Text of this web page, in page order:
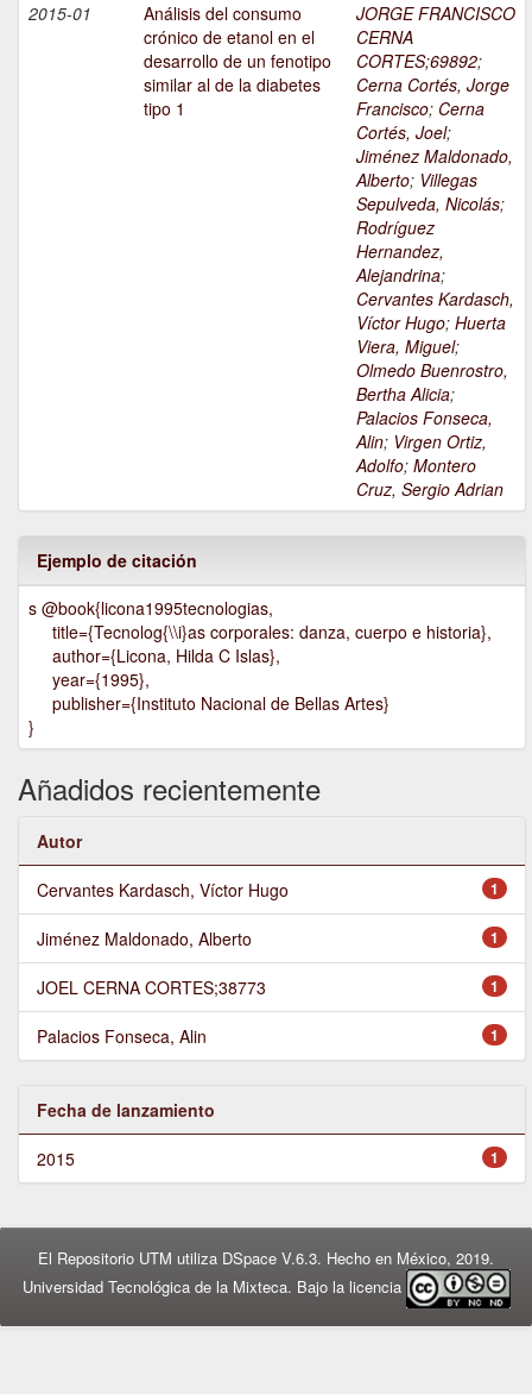
2015-01
Análisis del consumo
crónico de etanol en el
desarrollo de un fenotipo
similar al de la diabetes
tipo 1
JORGE FRANCISCO
CERNA
CORTES;69892;
Cerna Cortés, Jorge
Francisco; Cerna
Cortés, Joel;
Jiménez Maldonado,
Alberto; Villegas
Sepulveda, Nicolás;
Rodríguez
Hernandez,
Alejandrina;
Cervantes Kardasch,
Víctor Hugo; Huerta
Viera, Miguel;
Olmedo Buenrostro,
Bertha Alicia;
Palacios Fonseca,
Alin; Virgen Ortiz,
Adolfo; Montero
Cruz, Sergio Adrian
Ejemplo de citación
s @book{licona1995tecnologias,
title={Tecnolog{\\i}as corporales: danza, cuerpo e historia},
author={Licona, Hilda C Islas},
year={1995},
publisher={Instituto Nacional de Bellas Artes}
}
Añadidos recientemente
Autor
1
Cervantes Kardasch, Víctor Hugo
1
Jiménez Maldonado, Alberto
1
JOEL CERNA CORTES;38773
1
Palacios Fonseca, Alin
Fecha de lanzamiento
1
2015
El Repositorio UTM utiliza DSpace V.6.3. Hecho en México, 2019.
Universidad Tecnológica de la Mixteca. Bajo la licencia